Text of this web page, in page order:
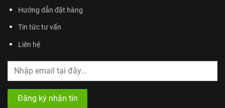
Hướng dẫn đặt hàng
Tin tức tư vấn
Liên hệ